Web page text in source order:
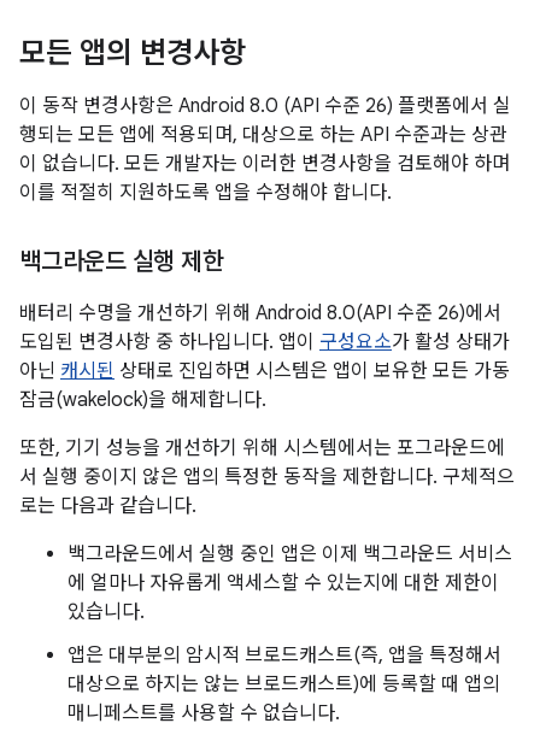
모든 앱의 변경사항
이 동작 변경사항은 Android 8.0 (API 수준 26) 플랫폼에서 실
행되는 모든 앱에 적용되며, 대상으로 하는 API 수준과는 상관
이 없습니다. 모든 개발자는 이러한 변경사항을 검토해야 하며
이를 적절히 지원하도록 앱을 수정해야 합니다.
백그라운드 실행 제한
배터리 수명을 개선하기 위해 Android 8.0(API 수준 26)에서
도입된 변경사항 중 하나입니다. 앱이 구성요소가 활성 상태가
아닌 캐시된 상태로 진입하면 시스템은 앱이 보유한 모든 가동
잠금(wakelock)을 해제합니다.
또한, 기기 성능을 개선하기 위해 시스템에서는 포그라운드에
서 실행 중이지 않은 앱의 특정한 동작을 제한합니다. 구체적으
로는 다음과 같습니다.
백그라운드에서 실행 중인 앱은 이제 백그라운드 서비스
에 얼마나 자유롭게 액세스할 수 있는지에 대한 제한이
있습니다.
앱은 대부분의 암시적 브로드캐스트(즉, 앱을 특정해서
대상으로 하지는 않는 브로드캐스트)에 등록할 때 앱의
매니페스트를 사용할 수 없습니다.